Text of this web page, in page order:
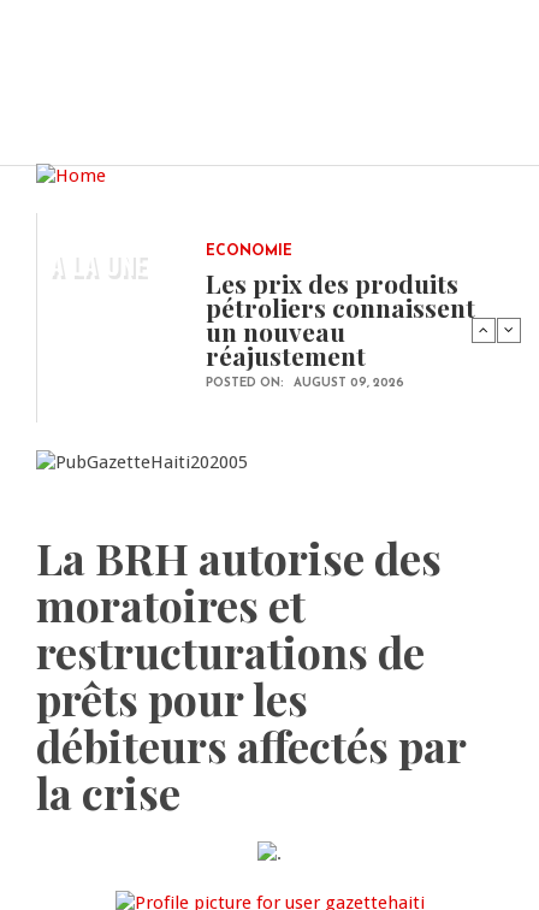
A LA UNE ECONOMIE
Les prix des produits
pétroliers connaissent
un nouveau
réajustement
POSTED ON: AUGUST 09, 2026
La BRH autorise des
moratoires et
restructurations de
prêts pour les
débiteurs affectés par
la crise